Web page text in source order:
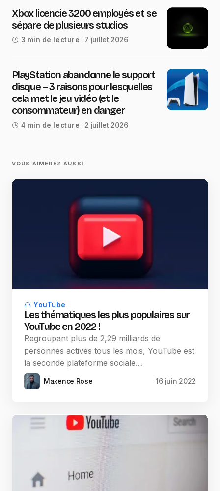
Xbox licencie 3200 employés et se
sépare de plusieurs studios
3 min de lecture 7 juillet 2026
PlayStation abandonne le support
disque – 3 raisons pour lesquelles
cela met le jeu vidéo (et le
consommateur) en danger
4 min de lecture 2 juillet 2026
VOUS AIMEREZ AUSSI
YouTube
Les thématiques les plus populaires sur
YouTube en 2022 !
Regroupant plus de 2,29 milliards de
personnes actives tous les mois, YouTube est
la seconde plateforme sociale…
Maxence Rose 16 juin 2022